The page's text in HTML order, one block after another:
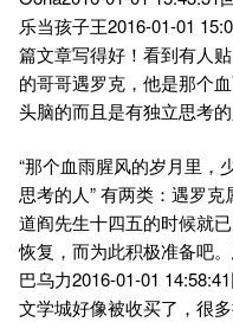
乐当孩子王2016-01-01
篇文章写得好！看到有人
的哥哥遇罗克，他是那个
头脑的而且是有独立思考的
“那个血雨腥风的岁月里，
思考的人” 有两类：遇罗
道阎先生十四五的时候就
恢复，而为此积极准备吧
巴乌力2016-01-01
文学城好像被收买了，很